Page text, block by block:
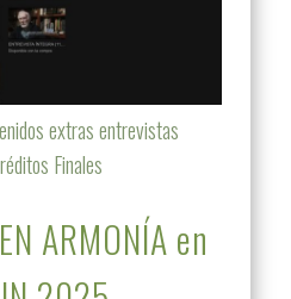
extras entrevistas
Finales
ARMONÍA en